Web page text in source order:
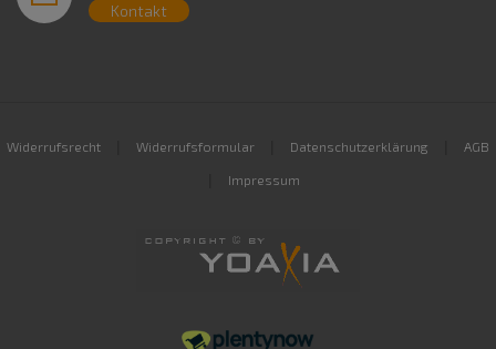
Kontakt
Widerrufsrecht Widerrufsformular Datenschutzerklärung AGB
Impressum